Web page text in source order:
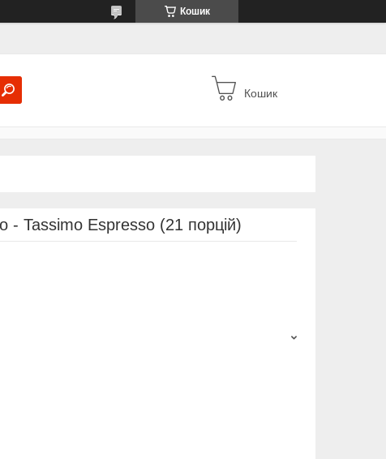
Кошик
Кошик
- Tassimo Espresso (21 порцій)